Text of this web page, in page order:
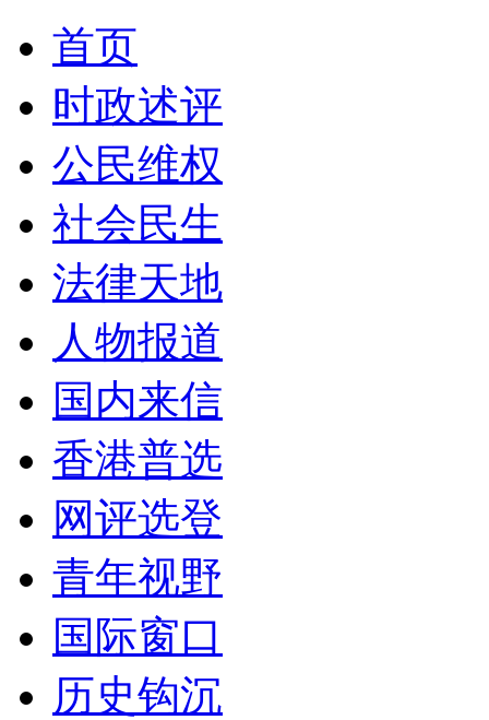
首页
时政述评
公民维权
社会民生
法律天地
人物报道
国内来信
香港普选
网评选登
青年视野
国际窗口
历史钩沉